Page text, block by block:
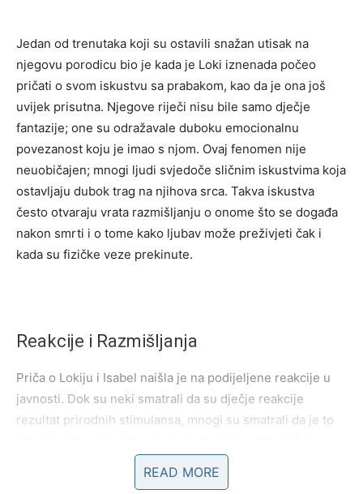
Jedan od trenutaka koji su ostavili snažan utisak na
njegovu porodicu bio je kada je Loki iznenada počeo
pričati o svom iskustvu sa prabakom, kao da je ona još
uvijek prisutna. Njegove riječi nisu bile samo dječje
fantazije; one su odražavale duboku emocionalnu
povezanost koju je imao s njom. Ovaj fenomen nije
neuobičajen; mnogi ljudi svjedoče sličnim iskustvima koja
ostavljaju dubok trag na njihova srca. Takva iskustva
često otvaraju vrata razmišljanju o onome što se događa
nakon smrti i o tome kako ljubav može preživjeti čak i
kada su fizičke veze prekinute.
Reakcije i Razmišljanja
Priča o Lokiju i Isabel naišla je na podijeljene reakcije u
javnosti. Dok su neki smatrali da su dječje reakcije
rezultat prirodnih stimulansa, mnogi su smatrali da je to
često se događa kada se susretnemo s neobjašnjivim
fenomenima. Na društvenim mrežama, ljudi su dijelili
READ MORE